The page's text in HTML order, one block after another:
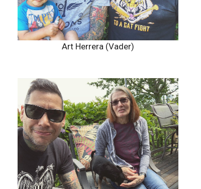
Art Herrera (Vader)